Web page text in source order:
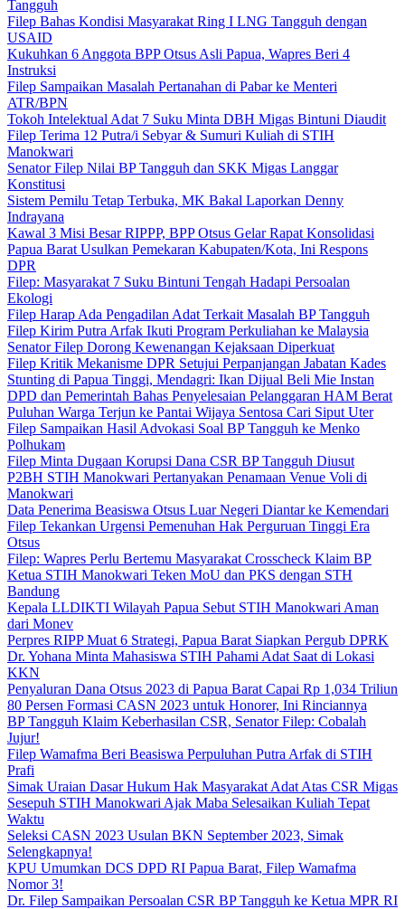
Tangguh
Filep Bahas Kondisi Masyarakat Ring I LNG Tangguh dengan
USAID
Kukuhkan 6 Anggota BPP Otsus Asli Papua, Wapres Beri 4
Instruksi
Filep Sampaikan Masalah Pertanahan di Pabar ke Menteri
ATR/BPN
Tokoh Intelektual Adat 7 Suku Minta DBH Migas Bintuni Diaudit
Filep Terima 12 Putra/i Sebyar & Sumuri Kuliah di STIH
Manokwari
Senator Filep Nilai BP Tangguh dan SKK Migas Langgar
Konstitusi
Sistem Pemilu Tetap Terbuka, MK Bakal Laporkan Denny
Indrayana
Kawal 3 Misi Besar RIPPP, BPP Otsus Gelar Rapat Konsolidasi
Papua Barat Usulkan Pemekaran Kabupaten/Kota, Ini Respons
DPR
Filep: Masyarakat 7 Suku Bintuni Tengah Hadapi Persoalan
Ekologi
Filep Harap Ada Pengadilan Adat Terkait Masalah BP Tangguh
Filep Kirim Putra Arfak Ikuti Program Perkuliahan ke Malaysia
Senator Filep Dorong Kewenangan Kejaksaan Diperkuat
Filep Kritik Mekanisme DPR Setujui Perpanjangan Jabatan Kades
Stunting di Papua Tinggi, Mendagri: Ikan Dijual Beli Mie Instan
DPD dan Pemerintah Bahas Penyelesaian Pelanggaran HAM Berat
Puluhan Warga Terjun ke Pantai Wijaya Sentosa Cari Siput Uter
Filep Sampaikan Hasil Advokasi Soal BP Tangguh ke Menko
Polhukam
Filep Minta Dugaan Korupsi Dana CSR BP Tangguh Diusut
P2BH STIH Manokwari Pertanyakan Penamaan Venue Voli di
Manokwari
Data Penerima Beasiswa Otsus Luar Negeri Diantar ke Kemendari
Filep Tekankan Urgensi Pemenuhan Hak Perguruan Tinggi Era
Otsus
Filep: Wapres Perlu Bertemu Masyarakat Crosscheck Klaim BP
Ketua STIH Manokwari Teken MoU dan PKS dengan STH
Bandung
Kepala LLDIKTI Wilayah Papua Sebut STIH Manokwari Aman
dari Monev
Perpres RIPP Muat 6 Strategi, Papua Barat Siapkan Pergub DPRK
Dr. Yohana Minta Mahasiswa STIH Pahami Adat Saat di Lokasi
KKN
Penyaluran Dana Otsus 2023 di Papua Barat Capai Rp 1,034 Triliun
80 Persen Formasi CASN 2023 untuk Honorer, Ini Rinciannya
BP Tangguh Klaim Keberhasilan CSR, Senator Filep: Cobalah
Jujur!
Filep Wamafma Beri Beasiswa Perpuluhan Putra Arfak di STIH
Prafi
Simak Uraian Dasar Hukum Hak Masyarakat Adat Atas CSR Migas
Sesepuh STIH Manokwari Ajak Maba Selesaikan Kuliah Tepat
Waktu
Seleksi CASN 2023 Usulan BKN September 2023, Simak
Selengkapnya!
KPU Umumkan DCS DPD RI Papua Barat, Filep Wamafma
Nomor 3!
Dr. Filep Sampaikan Persoalan CSR BP Tangguh ke Ketua MPR RI